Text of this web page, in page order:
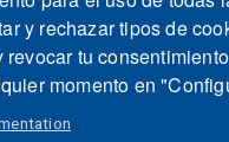
y rechazar tipos de
tu
momento en